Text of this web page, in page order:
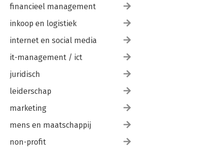
financieel management
inkoop en logistiek
internet en social media
it-management / ict
juridisch
leiderschap
marketing
mens en maatschappij
non-profit